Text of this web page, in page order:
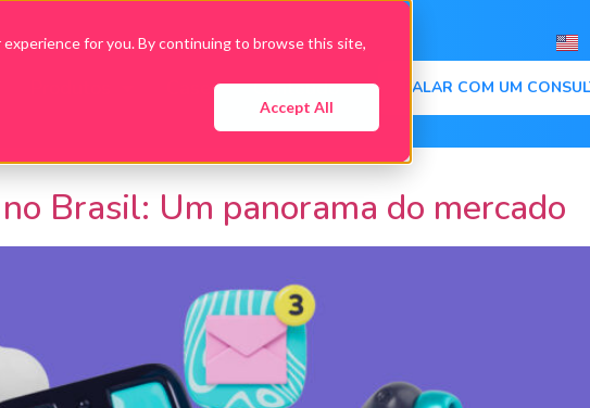
for you. By continuing to browse this site,
Accept All
Cases Conteúdo FALAR COM UM
Brasil: Um panorama do mercado